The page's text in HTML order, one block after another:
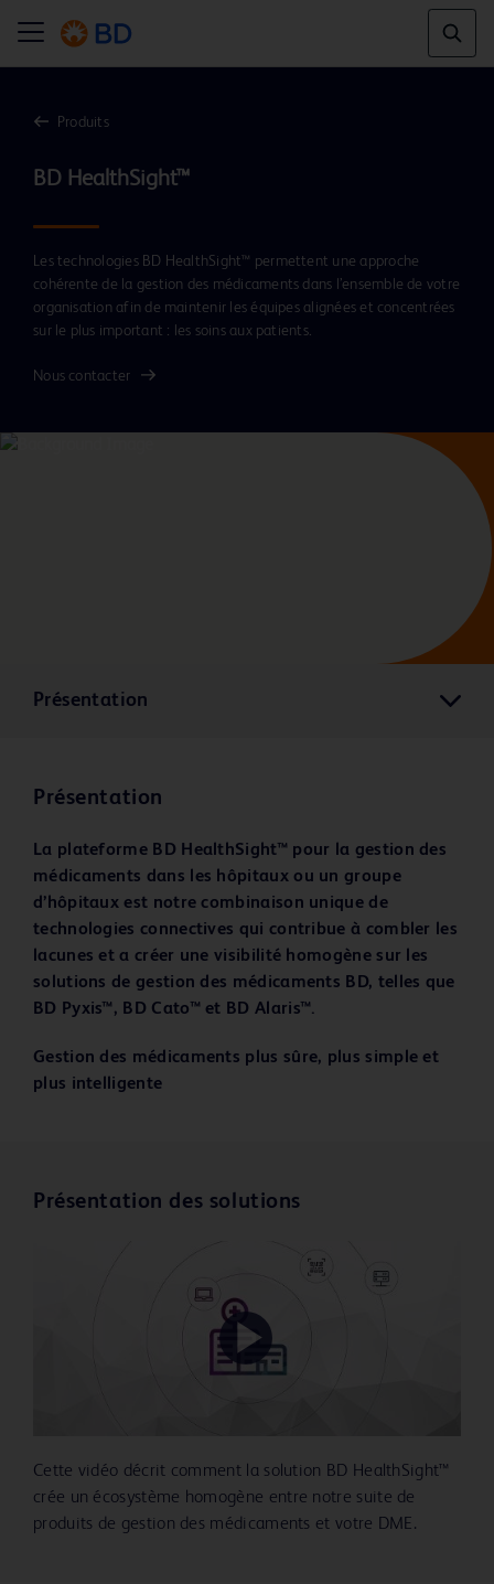
Produits
BD HealthSight™
Les technologies BD HealthSight™ permettent une approche
cohérente de la gestion des médicaments dans l’ensemble de votre
organisation afin de maintenir les équipes alignées et concentrées
sur le plus important : les soins aux patients.
Nous contacter
Présentation
Présentation
La plateforme BD HealthSight™ pour la gestion des
médicaments dans les hôpitaux ou un groupe
d’hôpitaux est notre combinaison unique de
technologies connectives qui contribue à combler les
lacunes et a créer une visibilité homogène sur les
solutions de gestion des médicaments BD, telles que
BD Pyxis™, BD Cato™ et BD Alaris™.
Gestion des médicaments plus sûre, plus simple et
plus intelligente
Présentation des solutions
Play
Video
Cette vidéo décrit comment la solution BD HealthSight™
crée un écosystème homogène entre notre suite de
produits de gestion des médicaments et votre DME.